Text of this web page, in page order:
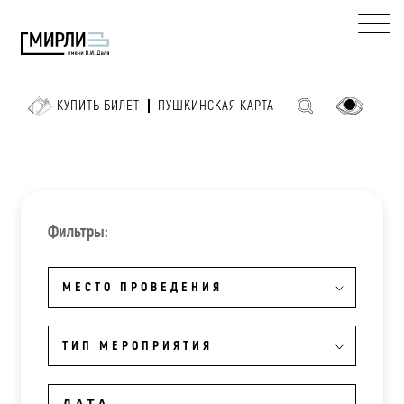
КУПИТЬ БИЛЕТ ПУШКИНСКАЯ КАРТА
Фильтры:
МЕСТО ПРОВЕДЕНИЯ
ТИП МЕРОПРИЯТИЯ